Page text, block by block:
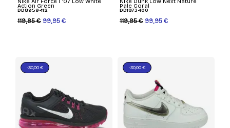
Action Green
DD8959-112
119,95 € 99,95 €
Pale Coral
DD1873-100
119,95 € 99,95 €
-30,00 € -30,00 €